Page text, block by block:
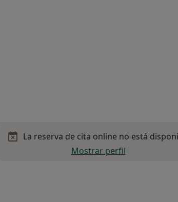
La reserva de cita online no está
Mostrar perfil